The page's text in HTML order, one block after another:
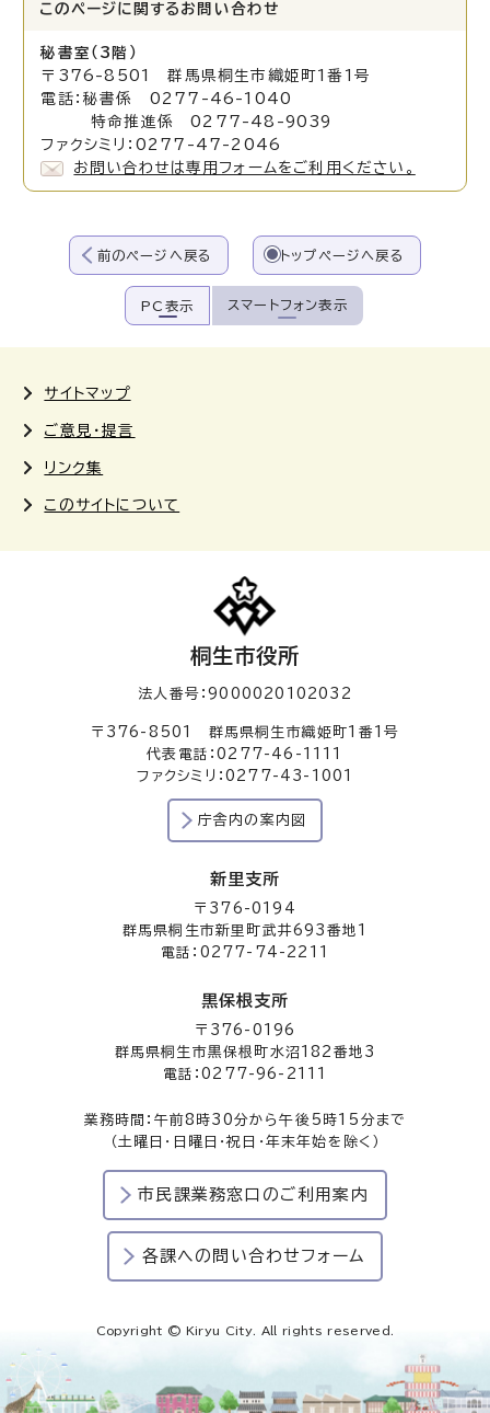
このページに関する お問い合わせ
秘書室（3階）
〒376-8501 群馬県桐生市織姫町1番1号
電話：秘書係 0277-46-1040
特命推進係 0277-48-9039
ファクシミリ：0277-47-2046
お問い合わせは専用フォームをご利用ください。
前のページへ戻る トップページへ戻る
PC表示 スマートフォン表示
サイトマップ
ご意見・提言
リンク集
このサイトについて
桐生市役所
法人番号：9000020102032
〒376-8501 群馬県桐生市織姫町1番1号
代表電話：0277-46-1111
ファクシミリ：0277-43-1001
庁舎内の案内図
新里支所
〒376-0194
群馬県桐生市新里町武井693番地1
電話：0277-74-2211
黒保根支所
〒376-0196
群馬県桐生市黒保根町水沼182番地3
電話：0277-96-2111
業務時間：午前8時30分から午後5時15分まで
（土曜日・日曜日・祝日・年末年始を除く）
市民課業務窓口のご利用案内
各課への問い合わせフォーム
Copyright © Kiryu City. All rights reserved.